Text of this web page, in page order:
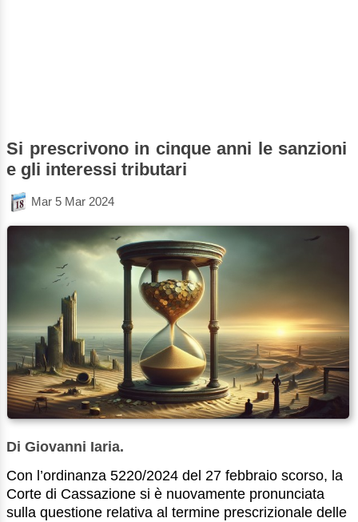
Si prescrivono in cinque anni le sanzioni
e gli interessi tributari
Mar 5 Mar 2024
Di Giovanni Iaria.
Con l’ordinanza 5220/2024 del 27 febbraio scorso, la
Corte di Cassazione si è nuovamente pronunciata
sulla questione relativa al termine prescrizionale delle